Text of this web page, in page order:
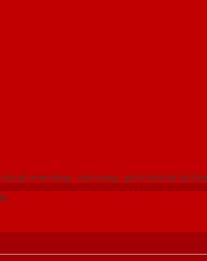
gỗ chính hãng - chất lượng - giá rẻ nhất tại Sài Gòn